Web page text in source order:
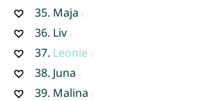
35. Maja
36. Liv
37. Leonie
38. Juna
39. Malina